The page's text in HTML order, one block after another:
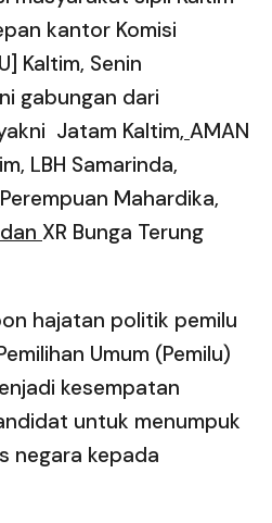
kantor Komisi
Kaltim, Senin
gabungan dari
Jatam Kaltim, AMAN
LBH Samarinda,
Perempuan Mahardika,
dan XR Bunga Terung
hajatan politik pemilu
Umum (Pemilu)
kesempatan
untuk menumpuk
negara kepada